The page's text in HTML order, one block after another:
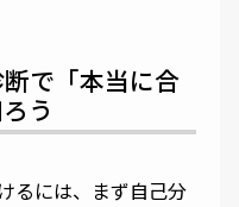
断で「本当に合
う
るには、まず自己分